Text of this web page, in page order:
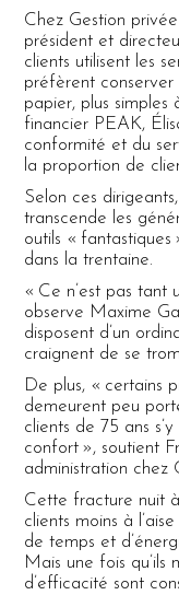
Chez Gestion
président et
clients utilisent les
préfèrent conserver
papier, plus
financier PEAK,
conformité et du
la proportion de
Selon ces
transcende les
outils « fantastiques
dans la trentaine.
« Ce n’est pas tant
observe Maxime
disposent d’un
craignent de se
De plus, « certains
demeurent peu
clients de 75 ans
confort », soutient
administration chez
Cette fracture nuit
clients moins à
de temps et
Mais une fois qu’ils
d’efficacité sont